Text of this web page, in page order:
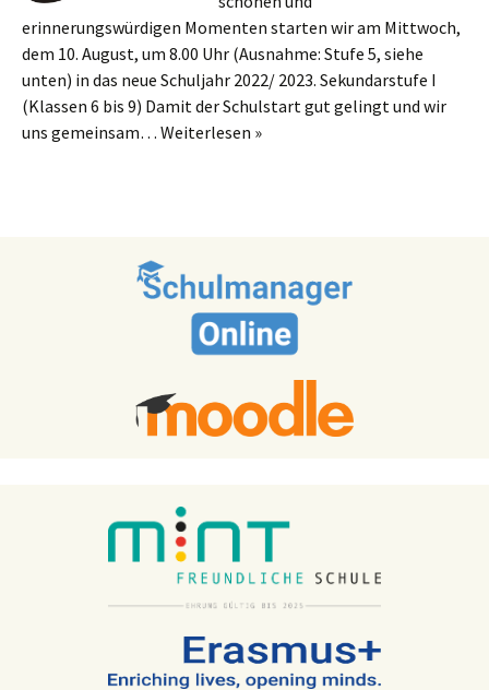
erinnerungswürdigen Momenten starten wir am Mittwoch,
dem 10. August, um 8.00 Uhr (Ausnahme: Stufe 5, siehe
unten) in das neue Schuljahr 2022/ 2023. Sekundarstufe I
(Klassen 6 bis 9) Damit der Schulstart gut gelingt und wir
uns gemeinsam… Weiterlesen »